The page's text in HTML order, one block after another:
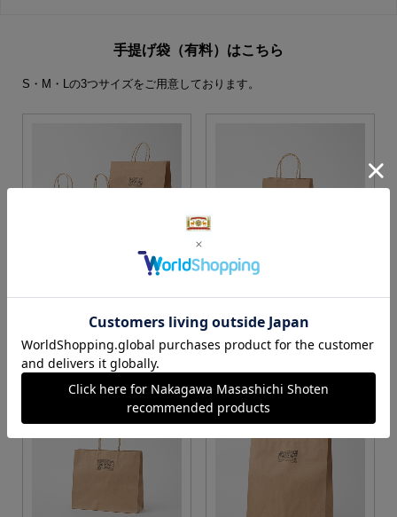
手提げ袋（有料）はこちら
S・M・Lの3つサイズをご用意しております。
カートに入れる カートに入れる